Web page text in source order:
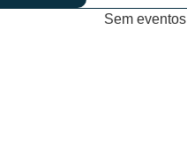
Sem eventos